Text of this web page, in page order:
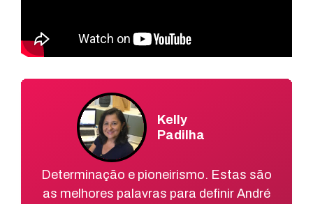
Determinação e pioneirismo. Estas são
as melhores palavras para definir André
Kelly
Padilha